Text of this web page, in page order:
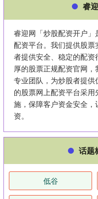
睿
睿迎网「炒股配资开户
配资平台。我们提供股
者提供安全、稳定的配
厚的股票正规配资官网
专业团队，为炒股者提
的股票网上配资平台采
施，保障客户资金安全
资。
话题
低谷